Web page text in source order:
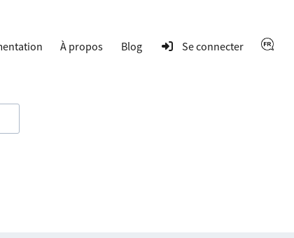
À propos Blog Se connecter